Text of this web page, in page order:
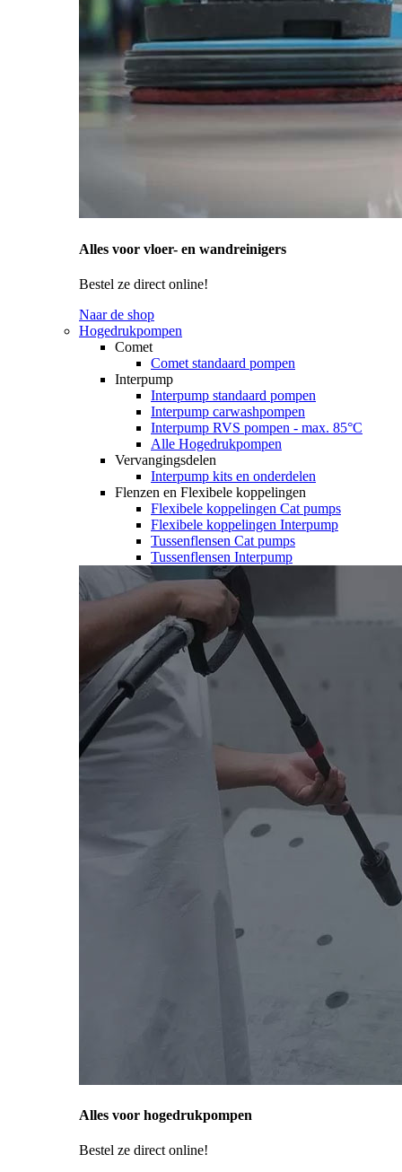
Alles voor vloer- en wandreinigers
Bestel ze direct online!
Naar de shop
Hogedrukpompen
Comet
Comet standaard pompen
Interpump
Interpump standaard pompen
Interpump carwashpompen
Interpump RVS pompen - max. 85°C
Alle Hogedrukpompen
Vervangingsdelen
Interpump kits en onderdelen
Flenzen en Flexibele koppelingen
Flexibele koppelingen Cat pumps
Flexibele koppelingen Interpump
Tussenflensen Cat pumps
Tussenflensen Interpump
Alles voor hogedrukpompen
Bestel ze direct online!